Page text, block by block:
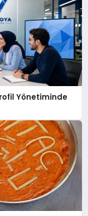
Yönetiminde